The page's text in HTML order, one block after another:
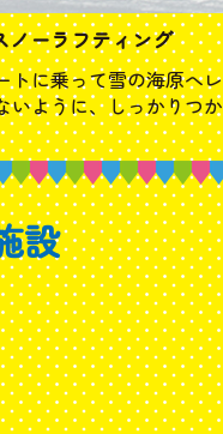
ノーラフティング
トに乗って雪の海原へ
いように、しっかりつ
設